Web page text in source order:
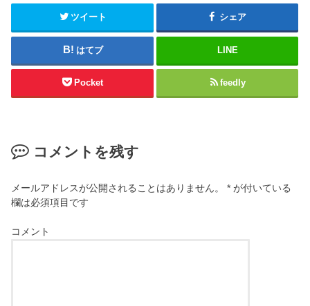
ツイート シェア
はてブ LINE
Pocket feedly
コメントを残す
メールアドレスが公開されることはありません。 * が付いている
欄は必須項目です
コメント